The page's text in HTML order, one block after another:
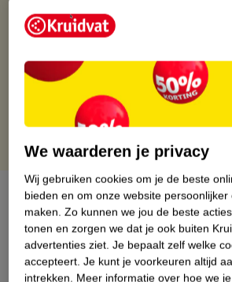
Binnen 1 werkdag verstuurd
Gratis retourneren via verkooppartner.
Gratis punten met je Kruidvat kaart
Over dit product
Productinformatie
Nature Impact Score
We waarderen je privacy
Wij gebruiken cookies om je de beste
bieden en om onze website persoonlijker
maken. Zo kunnen we jou de beste
tonen en zorgen we dat je ook buiten
advertenties ziet. Je bepaalt zelf welke
accepteert. Je kunt je voorkeuren altijd
intrekken. Meer informatie over hoe we